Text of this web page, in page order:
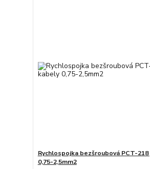
Rychlospojka bezšroubová PCT-
0,75-2,5mm2